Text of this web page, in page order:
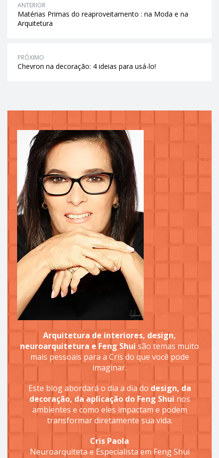
ANTERIOR
Matérias Primas do reaproveitamento : na Moda e na
Arquitetura
PRÓXIMO
Chevron na decoração: 4 ideias para usá-lo!
Arquitetura de interiores, design,
neuroarquitetura e Feng Shui são temas muito
mais pessoais para a Cris do que você pode
imaginar.
Este blog abordará o dia a dia do design, da
decoração, da aplicação do Feng Shui nos
ambientes e como eles impactam e podem
transformar diretamente sua vida.
Cris Paola
Neuroarquiteta e Especialista em Feng Shui